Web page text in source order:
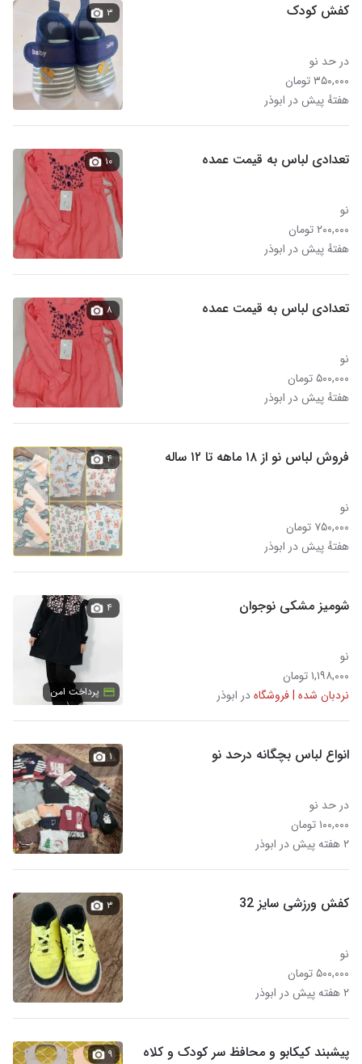
کفش کودک
در حد نو
۳۵۰,۰۰۰ تومان
هفتهٔ پیش در ابوذر
۳
تعدادی لباس به قیمت عمده
نو
۲۰۰,۰۰۰ تومان
هفتهٔ پیش در ابوذر
۱۰
تعدادی لباس به قیمت عمده
نو
۵۰۰,۰۰۰ تومان
هفتهٔ پیش در ابوذر
۸
فروش لباس نو از ۱۸ ماهه تا ۱۲ ساله
نو
۷۵۰,۰۰۰ تومان
هفتهٔ پیش در ابوذر
۴
شومیز مشکی نوجوان
نو
۱,۱۹۸,۰۰۰ تومان
نردبان شده | فروشگاهدر ابوذر
۴
پرداخت امن
انواع لباس بچگانه درحد نو
در حد نو
۱۰۰,۰۰۰ تومان
۲ هفته پیش در ابوذر
۱
کفش ورزشی سایز 32
نو
۵۰۰,۰۰۰ تومان
۲ هفته پیش در ابوذر
۳
پیشبند کیکابو و محافظ سر کودک و کلاه
۹